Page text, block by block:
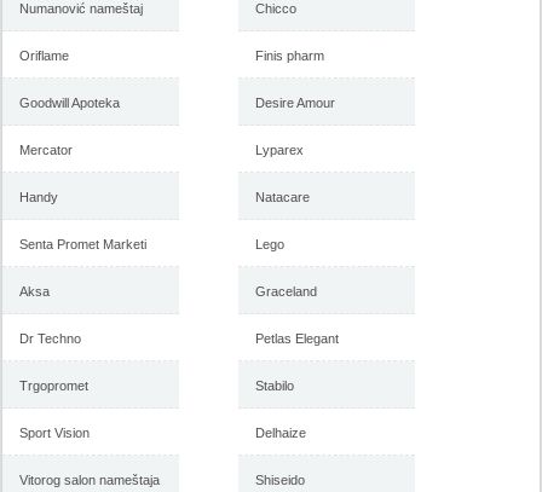
Numanović nameštaj
Oriflame
Goodwill Apoteka
Mercator
Handy
Senta Promet Marketi
Aksa
Dr Techno
Trgopromet
Sport Vision
Vitorog salon nameštaja
Chicco
Finis pharm
Desire Amour
Lyparex
Natacare
Lego
Graceland
Petlas Elegant
Stabilo
Delhaize
Shiseido